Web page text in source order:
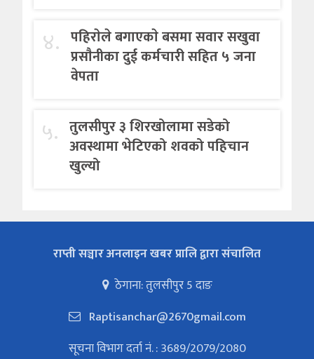
४. पहिराेले बगाएकाे बसमा सवार सखुवा
प्रसाैनीका दुई कर्मचारी सहित ५ जना
वेपता
५. तुलसीपुर ३ शिरखोलामा सडेको
अवस्थामा भेटिएको शवको पहिचान
खुल्यो
राप्ती सञ्चार अनलाइन खबर प्रालि द्वारा संचालित
ठेगाना: तुलसीपुर 5 दाङ
Raptisanchar@2670gmail.com
सूचना विभाग दर्ता नं. : 3689/2079/2080